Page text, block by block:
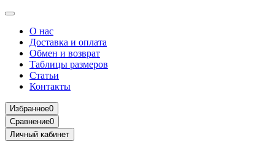
О нас
Доставка и оплата
Обмен и возврат
Таблицы размеров
Статьи
Контакты
Избранное0
Сравнение0
Личный кабинет